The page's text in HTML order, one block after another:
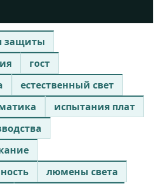
защиты
гост
естественный свет
испытания плат
люмены света